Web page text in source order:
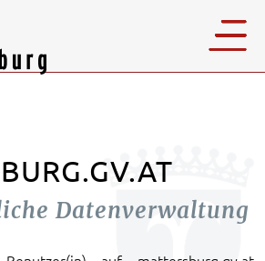
Datenverwaltung